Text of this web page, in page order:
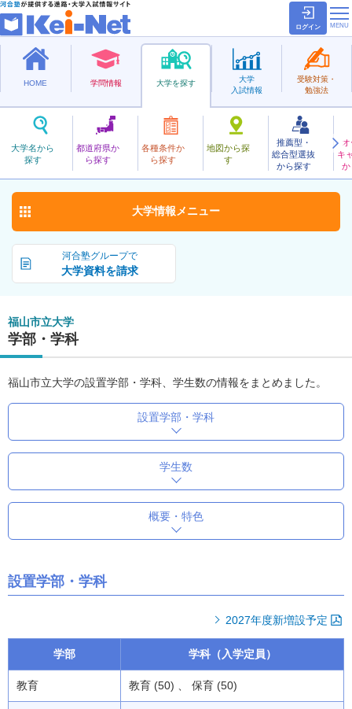
ログイン
HOME 学問情報 大学を探す
大学名から
探す
都道府県か
ら探す
各種条件か
ら探す
地図から探
す
推薦型・
総合型選抜
から探す
キ
か
大学
入試情報
受験対策・
勉強法
公立
ふくやましりつ
福山市立大学 お気に入り
河合塾グループで
大学資料を請求
大学情報 メニュー
福山市立大学
学部・学科
福山市立大学の設置学部・学科、学生数の情報をまとめました。
設置学部・学科
学生数
概要・特色
設置学部・学科
2027年度新増設予定
学部 学科（入学定員）
教育 教育 (50) 、 保育 (50)